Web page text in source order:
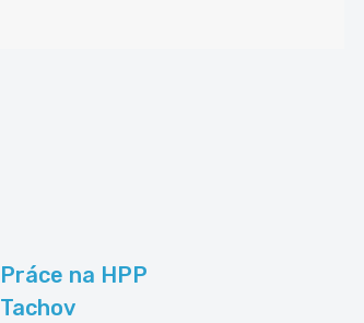
Práce na HPP
Tachov